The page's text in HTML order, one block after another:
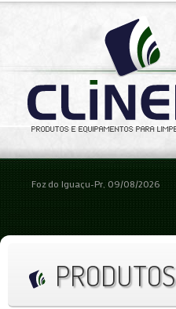
Foz do Iguaçu-Pr, 09/08/2026
PRODUTOS